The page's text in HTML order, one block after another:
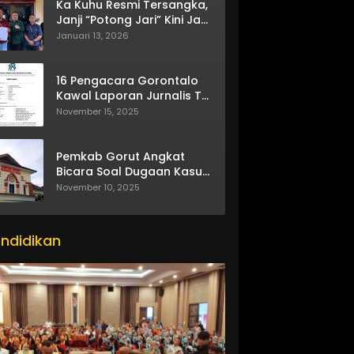
Ka Kuhu Resmi Tersangka,
Janji “Potong Jari” Kini Jadi
Bumerang
Januari 13, 2026
16 Pengacara Gorontalo
Kawal Laporan Jurnalis TV
One
November 15, 2025
Pemkab Gorut Angkat
Bicara Soal Dugaan Kasus
Asusila Oknum ASN
November 10, 2025